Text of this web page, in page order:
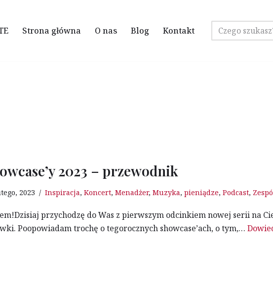
Strona główna O nas Blog Kontakt
2023 – przewodnik
2023 Inspiracja, Koncert, Menadżer, Muzyka, pieniądze, Podcast,
przychodzę do Was z pierwszym odcinkiem nowej serii na
Poopowiadam trochę o tegorocznych showcase’ach, o tym,…